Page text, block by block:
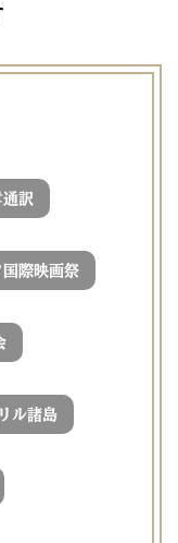
通訳
国際映画祭
ル諸島